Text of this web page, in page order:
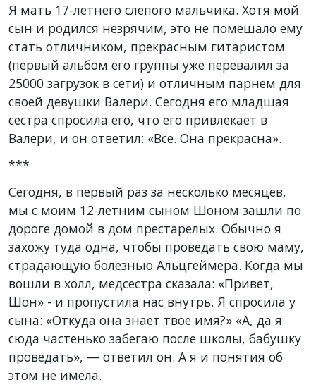
Я мать 17-летнего слепого мальчика. Хотя мой
сын и родился незрячим, это не помешало ему
стать отличником, прекрасным гитаристом
(первый альбом его группы уже перевалил за
25000 загрузок в сети) и отличным парнем для
своей девушки Валери. Сегодня его младшая
сестра спросила его, что его привлекает в
Валери, и он ответил: «Все. Она прекрасна».
***
Сегодня, в первый раз за несколько месяцев,
мы с моим 12-летним сыном Шоном зашли по
дороге домой в дом престарелых. Обычно я
захожу туда одна, чтобы проведать свою маму,
страдающую болезнью Альцгеймера. Когда мы
вошли в холл, медсестра сказала: «Привет,
Шон» - и пропустила нас внутрь. Я спросила у
сына: «Откуда она знает твое имя?» «А, да я
сюда частенько забегаю после школы, бабушку
проведать», — ответил он. А я и понятия об
этом не имела.